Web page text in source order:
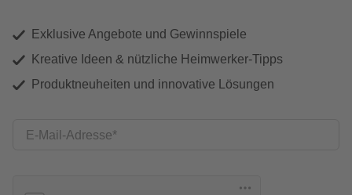
Exklusive Angebote und Gewinnspiele
Kreative Ideen & nützliche Heimwerker-Tipps
Produktneuheiten und innovative Lösungen
E-Mail-Adresse